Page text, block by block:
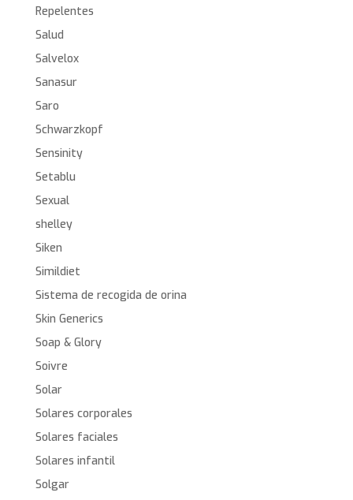
Repelentes
Salud
Salvelox
Sanasur
Saro
Schwarzkopf
Sensinity
Setablu
Sexual
shelley
Siken
Simildiet
Sistema de recogida de orina
Skin Generics
Soap & Glory
Soivre
Solar
Solares corporales
Solares faciales
Solares infantil
Solgar